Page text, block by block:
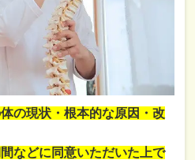
の現状・根本的な原因・改
などに同意いただいた上で